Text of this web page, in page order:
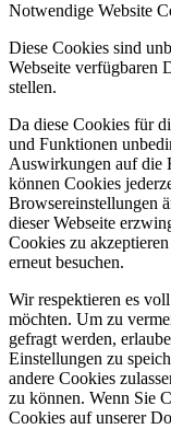
Notwendige Website
Diese Cookies sind
Webseite verfügbaren
stellen.
Da diese Cookies für
und Funktionen
Auswirkungen auf die
können Cookies
Browsereinstellungen
dieser Webseite
Cookies zu
erneut besuchen.
Wir respektieren es
möchten. Um zu
gefragt werden,
Einstellungen zu
andere Cookies
zu können. Wenn Sie
Cookies auf unserer